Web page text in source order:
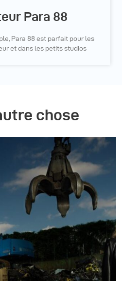
Para 88
Para 88 est parfait pour les
et dans les petits studios
chose